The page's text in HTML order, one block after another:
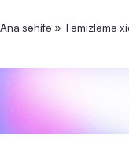
Ana səhifə » Təmizləmə